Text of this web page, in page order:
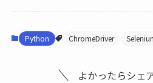
Python ChromeDriver
よかったらシェ